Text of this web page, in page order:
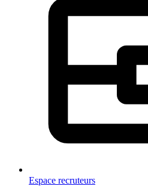
Espace recruteurs